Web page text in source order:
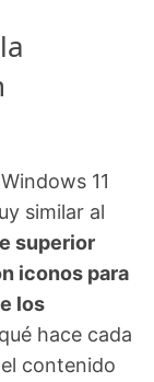
11
similar al
superior
iconos para
los
hace cada
contenido